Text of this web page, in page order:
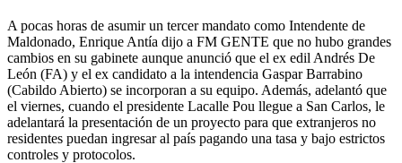
A pocas horas de asumir un tercer mandato como Intendente de
Maldonado, Enrique Antía dijo a FM GENTE que no hubo grandes
cambios en su gabinete aunque anunció que el ex edil Andrés De
León (FA) y el ex candidato a la intendencia Gaspar Barrabino
(Cabildo Abierto) se incorporan a su equipo. Además, adelantó que
el viernes, cuando el presidente Lacalle Pou llegue a San Carlos, le
adelantará la presentación de un proyecto para que extranjeros no
residentes puedan ingresar al país pagando una tasa y bajo estrictos
controles y protocolos.